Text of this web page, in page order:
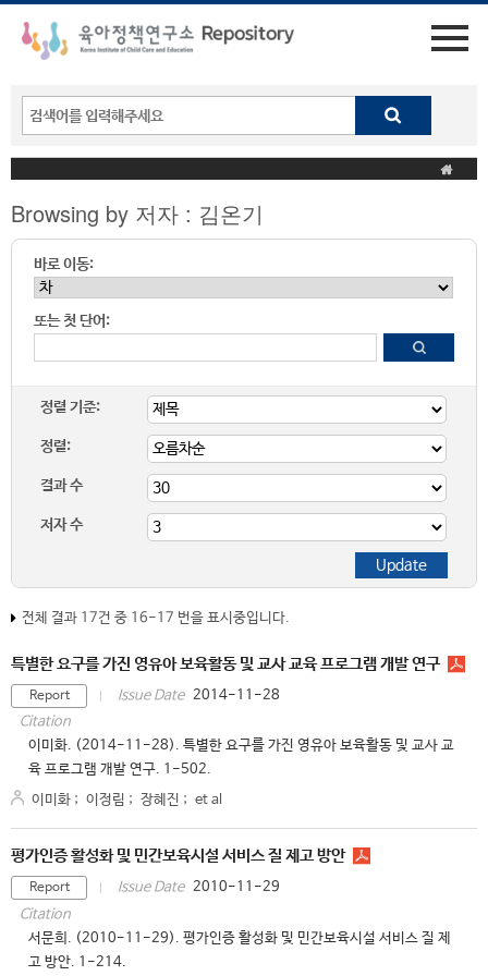
Browsing by 저자 : 김온기
바로 이동:
또는 첫 단어:
정렬 기준:
정렬:
결과 수
저자 수
전체 결과 17건 중 16-17 번을 표시중입니다.
특별한 요구를 가진 영유아 보육활동 및 교사 교육 프로그램 개발 연구
Report Issue Date 2014-11-28
Citation
이미화. (2014-11-28). 특별한 요구를 가진 영유아 보육활동 및 교사 교
육 프로그램 개발 연구. 1-502.
이미화 ; 이정림 ; 장혜진 ; et al
평가인증 활성화 및 민간보육시설 서비스 질 제고 방안
Report Issue Date 2010-11-29
Citation
서문희. (2010-11-29). 평가인증 활성화 및 민간보육시설 서비스 질 제
고 방안. 1-214.